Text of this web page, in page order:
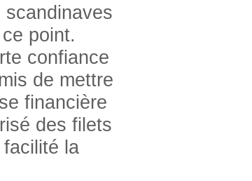
point.
confiance
de mettre
financière
des filets
la